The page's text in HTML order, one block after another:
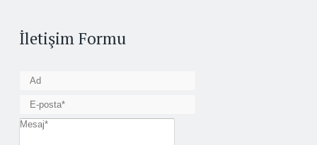
İletişim Formu